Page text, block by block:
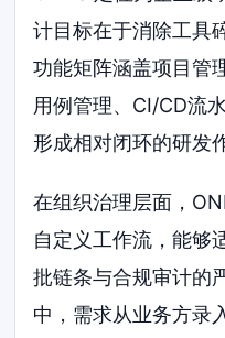
计目标在于消除工具
功能矩阵涵盖项目管
用例管理、CI/CD流
形成相对闭环的研发
在组织治理层面，
自定义工作流，能够
批链条与合规审计的
中，需求从业务方录